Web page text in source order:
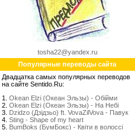
tosha22@yandex.ru
Популярные переводы сайта
Двадцатка самых популярных переводов
на сайте Sentido.Ru:
1. Okean Elzi (Океан Эльзы) - Обійми
2. Okean Elzi (Океан Эльзы) - На Небі
3. Dzidzo (Дзідзьо) ft. VovaZilVova - Павук
4. Sting - Shape of my heart
5. BumBoks (БумБокс) - Квіти в волоссі